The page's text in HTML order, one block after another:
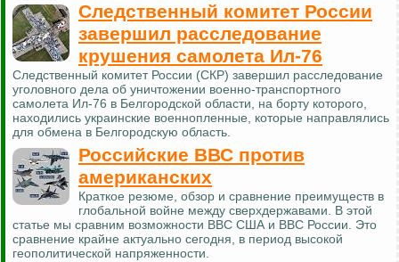
Следственный комитет России
завершил расследование
крушения самолета Ил-76
Следственный комитет России (СКР) завершил расследование
уголовного дела об уничтожении военно-транспортного
самолета Ил-76 в Белгородской области, на борту которого,
находились украинские военнопленные, которые направлялись
для обмена в Белгородскую область.
Российские ВВС против
американских
Краткое резюме, обзор и сравнение преимуществ в
глобальной войне между сверхдержавами. В этой
статье мы сравним возможности ВВС США и ВВС России. Это
сравнение крайне актуально сегодня, в период высокой
геополитической напряженности.